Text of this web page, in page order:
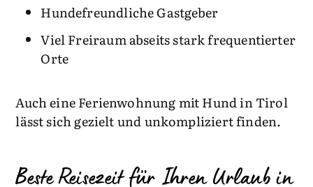
Hundefreundliche Gastgeber
Viel Freiraum abseits stark frequentierter
Orte
Auch eine Ferienwohnung mit Hund in Tirol
lässt sich gezielt und unkompliziert finden.